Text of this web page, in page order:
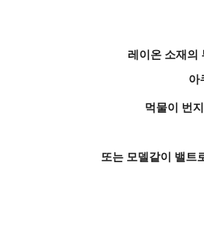
레이온 소재의
아
먹물이 번
또는 모델같이 밸트